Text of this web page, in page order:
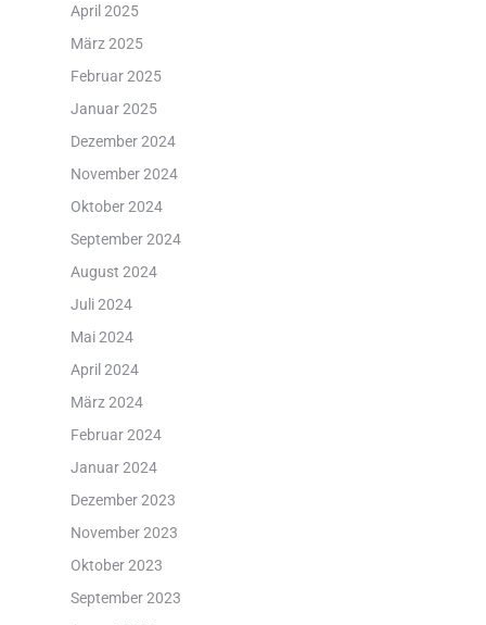
April 2025
März 2025
Februar 2025
Januar 2025
Dezember 2024
November 2024
Oktober 2024
September 2024
August 2024
Juli 2024
Mai 2024
April 2024
März 2024
Februar 2024
Januar 2024
Dezember 2023
November 2023
Oktober 2023
September 2023